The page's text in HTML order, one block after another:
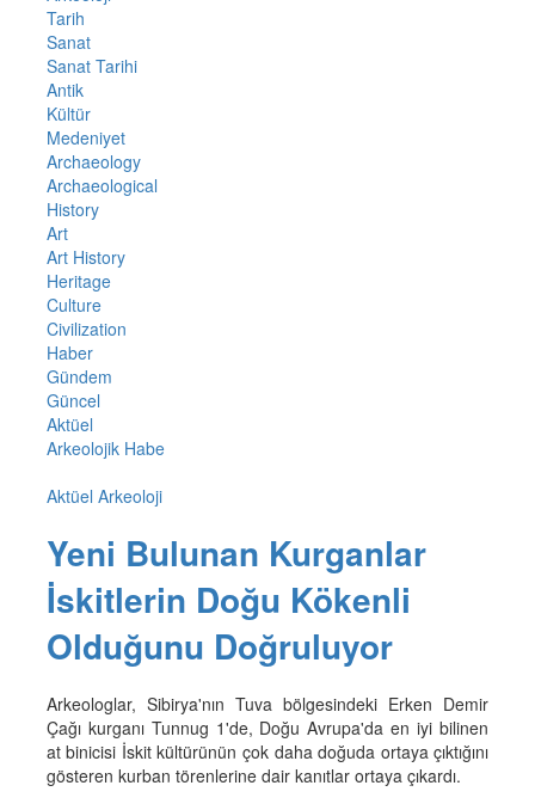
Tarih
Sanat
Sanat Tarihi
Antik
Kültür
Medeniyet
Archaeology
Archaeological
History
Art
Art History
Heritage
Culture
Civilization
Haber
Gündem
Güncel
Aktüel
Arkeolojik Habe
Aktüel Arkeoloji
Yeni Bulunan Kurganlar
İskitlerin Doğu Kökenli
Olduğunu Doğruluyor
Arkeologlar, Sibirya'nın Tuva bölgesindeki Erken Demir
Çağı kurganı Tunnug 1'de, Doğu Avrupa'da en iyi bilinen
at binicisi İskit kültürünün çok daha doğuda ortaya çıktığını
gösteren kurban törenlerine dair kanıtlar ortaya çıkardı.